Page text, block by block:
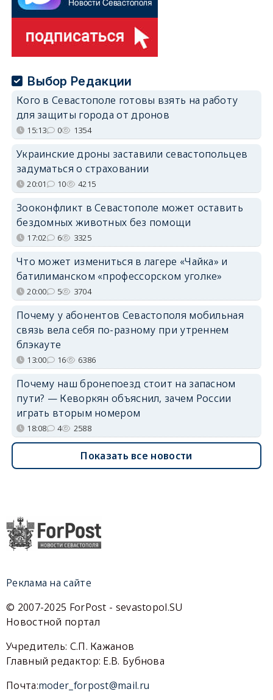
Выбор Редакции
Кого в Севастополе готовы взять на работу
для защиты города от дронов
15:13 0 1354
Украинские дроны заставили севастопольцев
задуматься о страховании
20:01 10 4215
Зооконфликт в Севастополе может оставить
бездомных животных без помощи
17:02 6 3325
Что может измениться в лагере «Чайка» и
батилиманском «профессорском уголке»
20:00 5 3704
Почему у абонентов Севастополя мобильная
связь вела себя по-разному при утреннем
блэкауте
13:00 16 6386
Почему наш бронепоезд стоит на запасном
пути? — Кеворкян объяснил, зачем России
играть вторым номером
18:08 4 2588
Показать все новости
Реклама на сайте
© 2007-2025 ForPost - sevastopol.SU
Новостной портал
Учредитель: С.П. Кажанов
Главный редактор: Е.В. Бубнова
Почта:moder_forpost@mail.ru